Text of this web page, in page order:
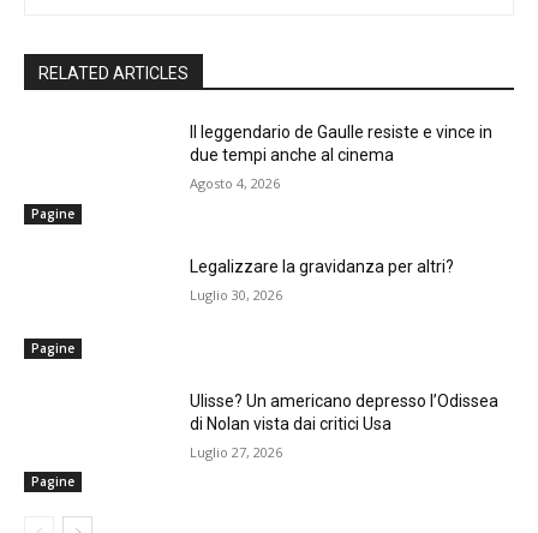
RELATED ARTICLES
Pagine
Il leggendario de Gaulle resiste e vince in
due tempi anche al cinema
Agosto 4, 2026
Pagine
Legalizzare la gravidanza per altri?
Luglio 30, 2026
Pagine
Ulisse? Un americano depresso l’Odissea
di Nolan vista dai critici Usa
Luglio 27, 2026